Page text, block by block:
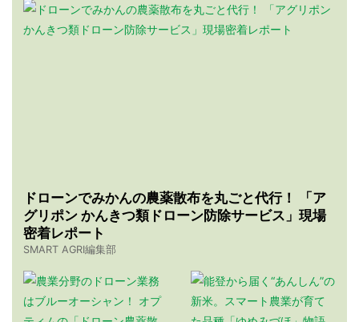
ドローンでみかんの農薬散布を丸ごと代行！ 「ア
グリポン かんきつ類ドローン防除サービス」現場
密着レポート
SMART AGRI編集部